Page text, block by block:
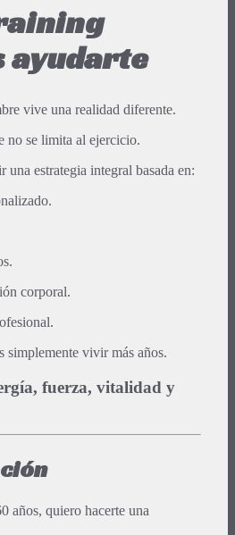
ayudarte
vive una realidad diferente.
no se limita al ejercicio.
una estrategia integral basada en:
corporal.
simplemente vivir más años.
fuerza, vitalidad y
años, quiero hacerte una